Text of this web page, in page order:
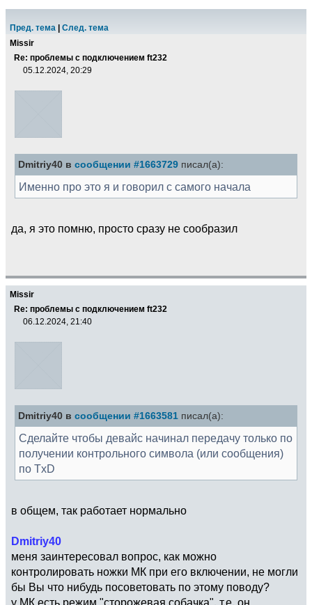
Пред. тема
След. тема
Missir
Re: проблемы с подключением ft232
05.12.2024, 20:29
Dmitriy40 в сообщении #1663729 писал(а):
Именно про это я и говорил с самого начала
да, я это помню, просто сразу не сообразил
Missir
Re: проблемы с подключением ft232
06.12.2024, 21:40
Dmitriy40 в сообщении #1663581 писал(а):
Сделайте чтобы девайс начинал передачу только по
получении контрольного символа (или сообщения)
по TxD
в общем, так работает нормально
Dmitriy40
меня заинтересовал вопрос, как можно
контролировать ножки МК при его включении, не могли
бы Вы что нибудь посоветовать по этому поводу?
у МК есть режим "сторожевая собачка", т.е. он